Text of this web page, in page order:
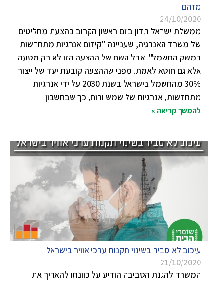
מזהם
24/10/2020
ממשלת ישראל תדון ביום ראשון הקרוב בהצעת מחליטים
של משרד האנרגיה, שעניינה "קידום אנרגיות מתחדשות
במשק החשמל". אבל השם של ההצעה הזו לא רק מטעה
אלא גם חוטא לאמת. מפני שההצעה קובעת יעד של ייצור
30% מהחשמל בישראל בשנת 2030 על ידי אנרגיות
מתחדשות, אנרגיות של שמש ורוח, כך שבחשבון
להמשך קריאה »
עיכוב לא סביר בשינוי תקנות ערכי אוויר בישראל
21/10/2020
המשרד להגנת הסביבה הודיע על כוונתו להאריך את